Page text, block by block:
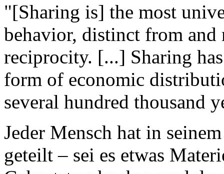
"[Sharing is] the most
behavior, distinct from and
reciprocity. [...] Sharing
form of economic
several hundred thousand
Jeder Mensch hat in
geteilt – sei es etwas